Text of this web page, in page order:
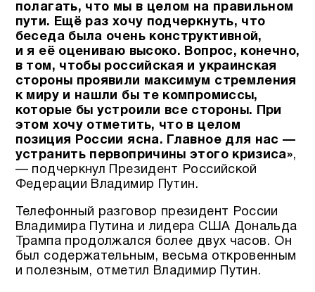
полагать, что мы в целом на правильном
пути. Ещё раз хочу подчеркнуть, что
беседа была очень конструктивной,
и я её оцениваю высоко. Вопрос, конечно,
в том, чтобы российская и украинская
стороны проявили максимум стремления
к миру и нашли бы те компромиссы,
которые бы устроили все стороны. При
этом хочу отметить, что в целом
позиция России ясна. Главное для нас —
устранить первопричины этого кризиса»,
— подчеркнул Президент Российской
Федерации Владимир Путин.
Телефонный разговор президент России
Владимира Путина и лидера США Дональда
Трампа продолжался более двух часов. Он
был содержательным, весьма откровенным
и полезным, отметил Владимир Путин.